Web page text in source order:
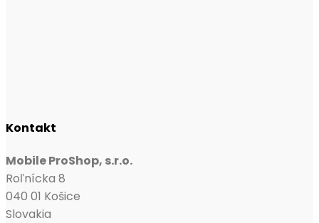
Kontakt
Mobile ProShop, s.r.o.
Roľnícka 8
040 01 Košice
Slovakia